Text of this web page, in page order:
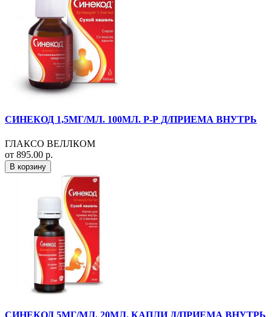
СИНЕКОД 1,5МГ/МЛ. 100МЛ. Р-Р Д/ПРИЕМА ВНУТРЬ
ГЛАКСО ВЕЛЛКОМ
от 895.00 р.
В корзину
СИНЕКОД 5МГ/МЛ. 20МЛ. КАПЛИ Д/ПРИЕМА ВНУТРЬ